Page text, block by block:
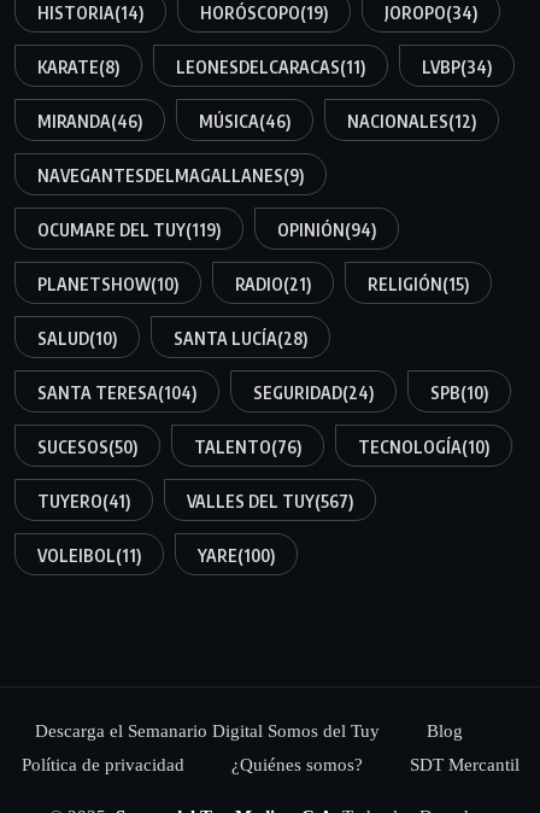
HISTORIA(14) HORÓSCOPO(19) JOROPO(34)
KARATE(8) LEONESDELCARACAS(11) LVBP(34)
MIRANDA(46) MÚSICA(46) NACIONALES(12)
NAVEGANTESDELMAGALLANES(9)
OCUMARE DEL TUY(119) OPINIÓN(94)
PLANETSHOW(10) RADIO(21) RELIGIÓN(15)
SALUD(10) SANTA LUCÍA(28)
SANTA TERESA(104) SEGURIDAD(24) SPB(10)
SUCESOS(50) TALENTO(76) TECNOLOGÍA(10)
TUYERO(41) VALLES DEL TUY(567)
VOLEIBOL(11) YARE(100)
Descarga el Semanario Digital Somos del Tuy
Blog
Política de privacidad
¿Quiénes somos? SDT Mercantil